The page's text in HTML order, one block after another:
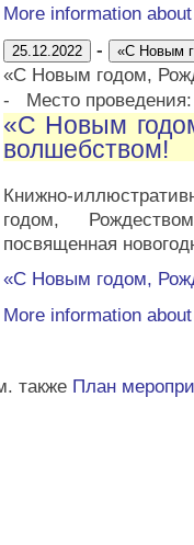
More information
25.12.2022 - «С Новым
«С Новым годом,
-
Место
«С Новым
волшебством!
Книжно-
годом,
посвященная
«С Новым годом,
More information
также План